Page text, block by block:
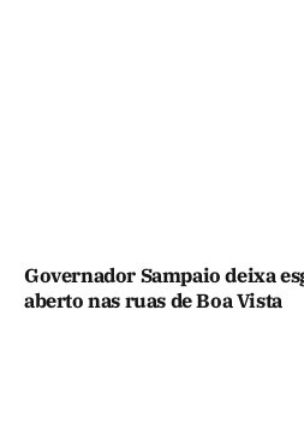
Governador Sampaio deixa
aberto nas ruas de Boa Vista